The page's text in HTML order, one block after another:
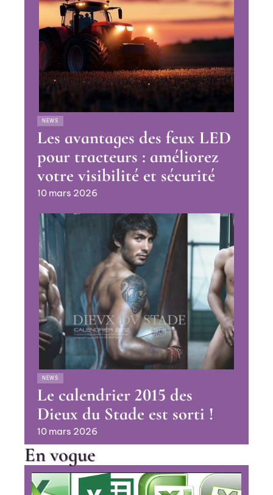
NEWS
Les avantages des feux LED
pour tracteurs : améliorez
votre visibilité et sécurité
10 mars 2026
NEWS
Le calendrier 2015 des
Dieux du Stade est sorti !
10 mars 2026
En vogue